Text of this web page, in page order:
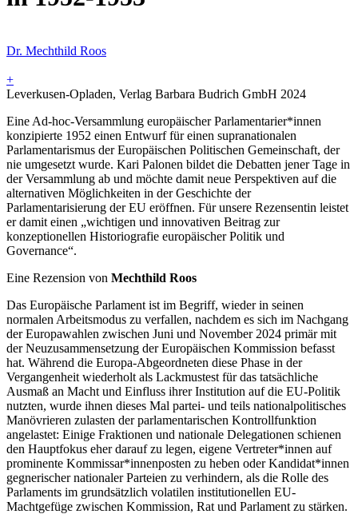
Dr. Mechthild Roos
+
Leverkusen-Opladen, Verlag Barbara Budrich GmbH 2024
Eine Ad-hoc-Versammlung europäischer Parlamentarier*innen
konzipierte 1952 einen Entwurf für einen supranationalen
Parlamentarismus der Europäischen Politischen Gemeinschaft, der
nie umgesetzt wurde. Kari Palonen bildet die Debatten jener Tage in
der Versammlung ab und möchte damit neue Perspektiven auf die
alternativen Möglichkeiten in der Geschichte der
Parlamentarisierung der EU eröffnen. Für unsere Rezensentin leistet
er damit einen „wichtigen und innovativen Beitrag zur
konzeptionellen Historiografie europäischer Politik und
Governance“.
Eine Rezension von Mechthild Roos
Das Europäische Parlament ist im Begriff, wieder in seinen
normalen Arbeitsmodus zu verfallen, nachdem es sich im Nachgang
der Europawahlen zwischen Juni und November 2024 primär mit
der Neuzusammensetzung der Europäischen Kommission befasst
hat. Während die Europa-Abgeordneten diese Phase in der
Vergangenheit wiederholt als Lackmustest für das tatsächliche
Ausmaß an Macht und Einfluss ihrer Institution auf die EU-Politik
nutzten, wurde ihnen dieses Mal partei- und teils nationalpolitisches
Manövrieren zulasten der parlamentarischen Kontrollfunktion
angelastet: Einige Fraktionen und nationale Delegationen schienen
den Hauptfokus eher darauf zu legen, eigene Vertreter*innen auf
prominente Kommissar*innenposten zu heben oder Kandidat*innen
gegnerischer nationaler Parteien zu verhindern, als die Rolle des
Parlaments im grundsätzlich volatilen institutionellen EU-
Machtgefüge zwischen Kommission, Rat und Parlament zu stärken.